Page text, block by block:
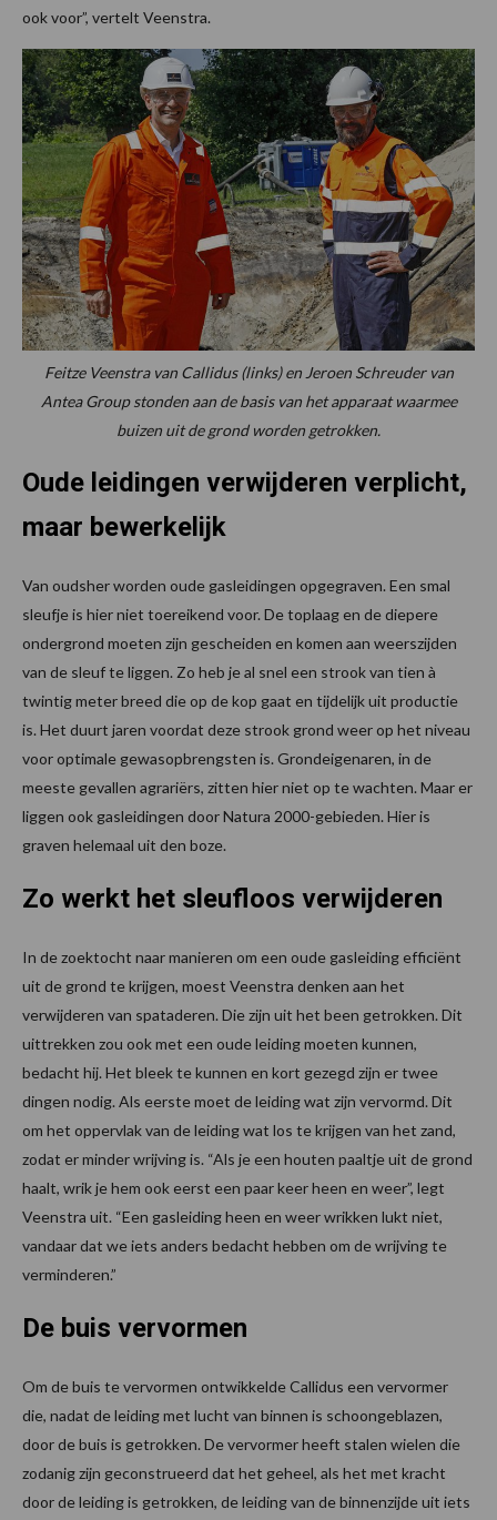
ook voor”, vertelt Veenstra.
Feitze Veenstra van Callidus (links) en Jeroen Schreuder van
Antea Group stonden aan de basis van het apparaat waarmee
buizen uit de grond worden getrokken.
Oude leidingen verwijderen verplicht,
maar bewerkelijk
Van oudsher worden oude gasleidingen opgegraven. Een smal
sleufje is hier niet toereikend voor. De toplaag en de diepere
ondergrond moeten zijn gescheiden en komen aan weerszijden
van de sleuf te liggen. Zo heb je al snel een strook van tien à
twintig meter breed die op de kop gaat en tijdelijk uit productie
is. Het duurt jaren voordat deze strook grond weer op het niveau
voor optimale gewasopbrengsten is. Grondeigenaren, in de
meeste gevallen agrariërs, zitten hier niet op te wachten. Maar er
liggen ook gasleidingen door Natura 2000-gebieden. Hier is
graven helemaal uit den boze.
Zo werkt het sleufloos verwijderen
In de zoektocht naar manieren om een oude gasleiding efficiënt
uit de grond te krijgen, moest Veenstra denken aan het
verwijderen van spataderen. Die zijn uit het been getrokken. Dit
uittrekken zou ook met een oude leiding moeten kunnen,
bedacht hij. Het bleek te kunnen en kort gezegd zijn er twee
dingen nodig. Als eerste moet de leiding wat zijn vervormd. Dit
om het oppervlak van de leiding wat los te krijgen van het zand,
zodat er minder wrijving is. “Als je een houten paaltje uit de grond
haalt, wrik je hem ook eerst een paar keer heen en weer”, legt
Veenstra uit. “Een gasleiding heen en weer wrikken lukt niet,
vandaar dat we iets anders bedacht hebben om de wrijving te
verminderen.”
De buis vervormen
Om de buis te vervormen ontwikkelde Callidus een vervormer
die, nadat de leiding met lucht van binnen is schoongeblazen,
door de buis is getrokken. De vervormer heeft stalen wielen die
zodanig zijn geconstrueerd dat het geheel, als het met kracht
door de leiding is getrokken, de leiding van de binnenzijde uit iets